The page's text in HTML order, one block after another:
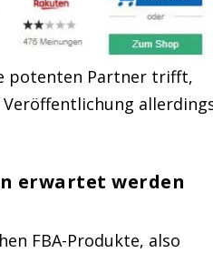
potenten Partner trifft,
erwartet werden
FBA-Produkte, also